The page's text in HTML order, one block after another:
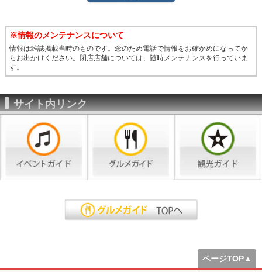
※情報のメンテナンスについて
情報は雑誌掲載当時のものです。念のため電話で情報をお確かめになってか
らお出かけください。閉店店舗については、随時メンテナンスを行っていま
す。
サイト内リンク
ページTOP▲